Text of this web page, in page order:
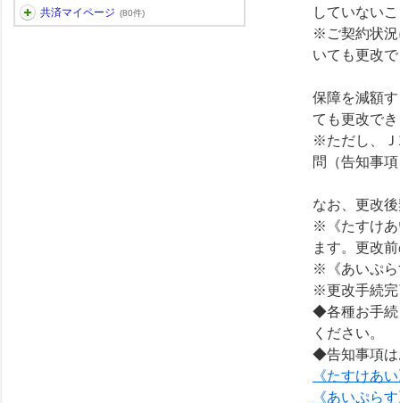
共済マイページ (80件)
していない
※ご契約状況
いても更改
保障を減額
ても更改で
※ただし、Ｊ
問（告知事
なお、更改
※《たすけあ
ます。更改
※《あいぷら
※更改手続完
◆各種お手続
ください。
◆告知事項は
《たすけあ
《あいぷら